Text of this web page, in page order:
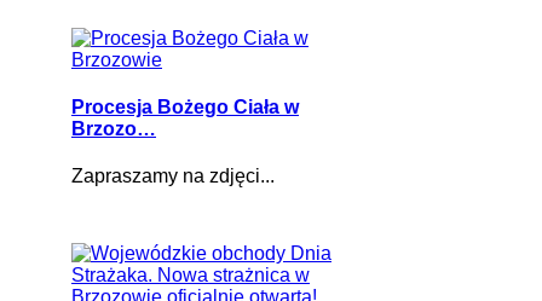
Procesja Bożego Ciała w
Brzozo…
Zapraszamy na zdjęci...